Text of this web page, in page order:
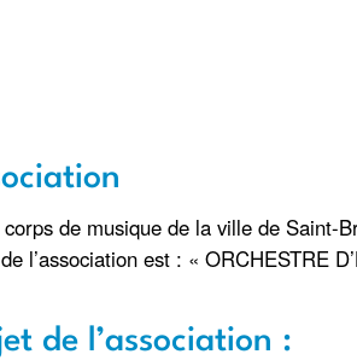
de musique de la ville de
l’association est : « ORCHESTRE
de l’association :